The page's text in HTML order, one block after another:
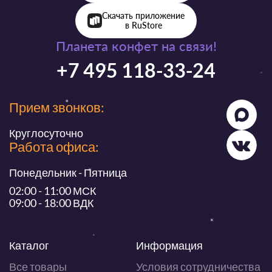
Планета конфет на связи!
+7 495 118-33-24
Прием звонков:
Круглосуточно
Работа офиса:
Понедельник - Пятница
02:00 - 11:00 МСК
09:00 - 18:00 ВДК
Каталог
Все товары
Информация
Условия сотрудничества
Скачать приложение
в RuStore